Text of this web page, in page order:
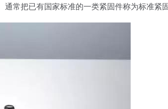
常把已有国家标准的一类紧固件称为标准紧